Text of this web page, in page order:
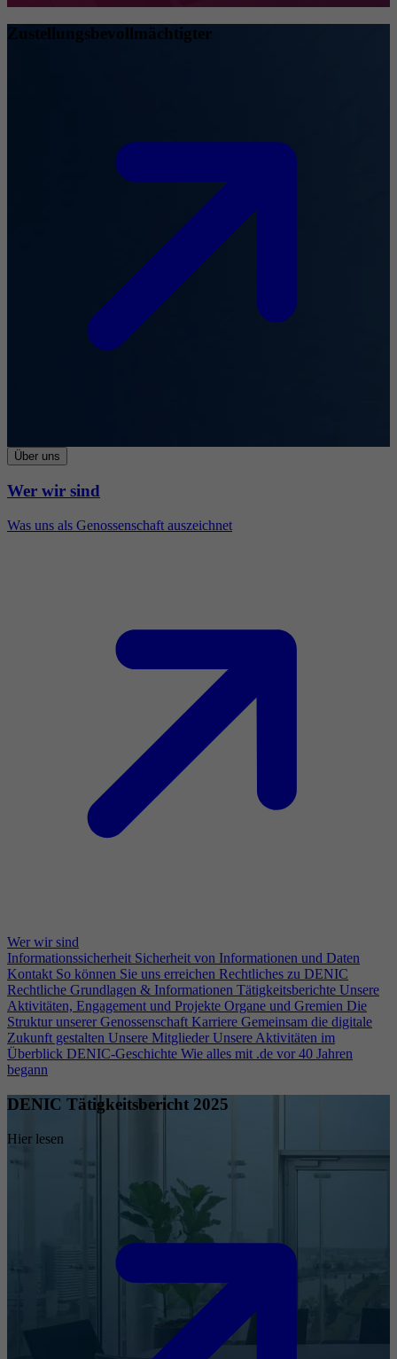
Zustellungsbevollmächtigter
Über uns
Wer wir sind
Was uns als Genossenschaft auszeichnet
Wer wir sind
Informationssicherheit Sicherheit von Informationen und Daten
Kontakt So können Sie uns erreichen Rechtliches zu DENIC
Rechtliche Grundlagen & Informationen Tätigkeitsberichte Unsere
Aktivitäten, Engagement und Projekte Organe und Gremien Die
Struktur unserer Genossenschaft Karriere Gemeinsam die digitale
Zukunft gestalten Unsere Mitglieder Unsere Aktivitäten im
Überblick DENIC-Geschichte Wie alles mit .de vor 40 Jahren
begann
DENIC Tätigkeitsbericht 2025
Hier lesen